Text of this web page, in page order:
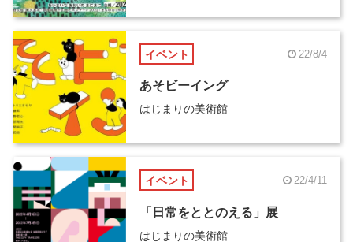
イベント 22/8/4
あそビーイング
はじまりの美術館
イベント 22/4/11
「日常をととのえる」展
はじまりの美術館